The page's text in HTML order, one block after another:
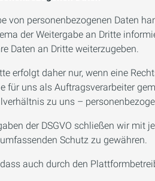
von personenbezogenen Daten
der Weitergabe an Dritte
Daten an Dritte weiterzugeben.
erfolgt daher nur, wenn eine
für uns als Auftragsverarbeiter
zu uns –
der DSGVO schließen wir
Schutz zu gewähren.
auch durch den